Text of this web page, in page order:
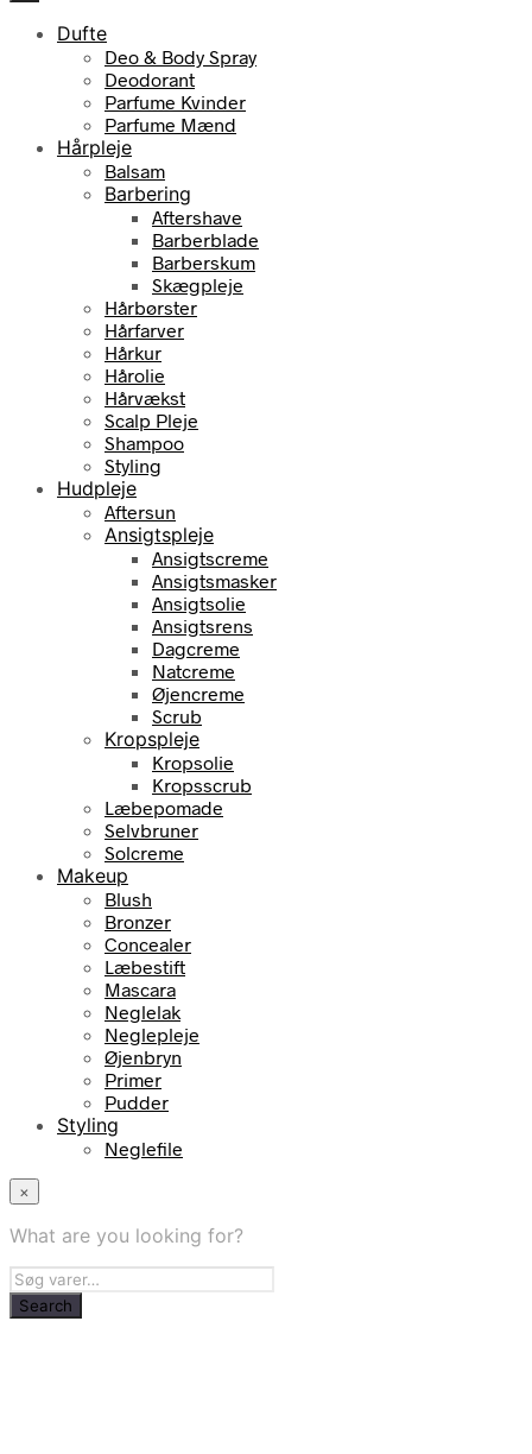
Dufte
Deo & Body Spray
Deodorant
Parfume Kvinder
Parfume Mænd
Hårpleje
Balsam
Barbering
Aftershave
Barberblade
Barberskum
Skægpleje
Hårbørster
Hårfarver
Hårkur
Hårolie
Hårvækst
Scalp Pleje
Shampoo
Styling
Hudpleje
Aftersun
Ansigtspleje
Ansigtscreme
Ansigtsmasker
Ansigtsolie
Ansigtsrens
Dagcreme
Natcreme
Øjencreme
Scrub
Kropspleje
Kropsolie
Kropsscrub
Læbepomade
Selvbruner
Solcreme
Makeup
Blush
Bronzer
Concealer
Læbestift
Mascara
Neglelak
Neglepleje
Øjenbryn
Primer
Pudder
Styling
Neglefile
×
What are you looking for?